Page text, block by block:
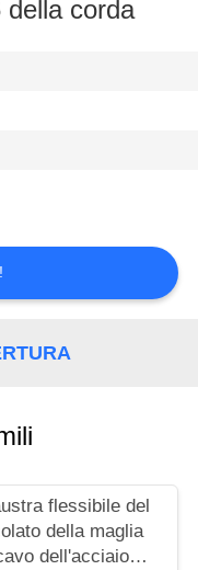
della corda
flessibile del
della maglia
dell'acciaio